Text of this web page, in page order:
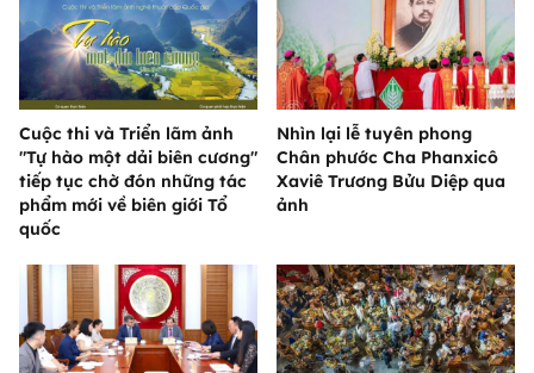
Cuộc thi và Triển lãm ảnh
"Tự hào một dải biên cương"
tiếp tục chờ đón những tác
phẩm mới về biên giới Tổ
quốc
Nhìn lại lễ tuyên phong
Chân phước Cha Phanxicô
Xaviê Trương Bửu Diệp qua
ảnh